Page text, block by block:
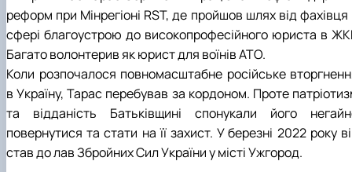
КОРЕНЬ Володимир Анатолійович
- 08.02.2025 р.), випускник 2013 рок…
ЛАЗЕБНИК Іван Вікторович (25.02.1993 -
17.09.2023 р.), випускник 2019 року, спі…
ЛЕВЧЕНКО Валентин Віталійович
19.07.2022 р.), студент 1-го курсу …
ЛІЧНИЙ Юрій Русланович (06.05.1996 -
15.12.2024 р.), випускник 2019 року.
МИКУЛІЧ Богдан Олексійович (07.08.1991
-12.07.2023 р.), випускник 2013 року.
реформ при Мінрегіоні RST, де пройшов шлях від фахівця
сфері благоустрою до високопрофесійного юриста в
Багато волонтерив як юрист для воїнів АТО.
Коли розпочалося повномасштабне російське
в Україну, Тарас перебував за кордоном. Проте
та відданість Батьківщині спонукали його
повернутися та стати на її захист. У березні 2022 року
став до лав Збройних Сил України у місті Ужгород.